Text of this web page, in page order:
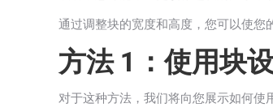
通过调整块的宽度和高度，您可以使您
方法 1：使用块
对于这种方法，我们将向您展示如何使